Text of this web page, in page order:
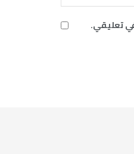
تعليقي.